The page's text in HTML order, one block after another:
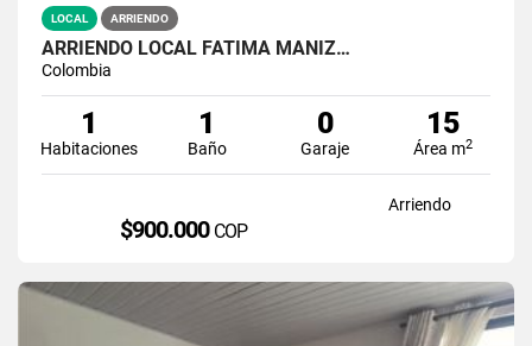
LOCAL ARRIENDO
ARRIENDO LOCAL FATIMA MANIZ…
Colombia
1
Habitaciones
1
Baño
0
Garaje
15
Área m2
Arriendo
$900.000 COP